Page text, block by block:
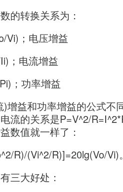
的转换关系为：
Vi)；电压增益
；电流增益
；功率增益
增益和功率增益的公式不
流的关系是P=V^2/
数值就一样了：
R)/(Vi^2/R)]=20lg(Vo/Vi)
三大好处：